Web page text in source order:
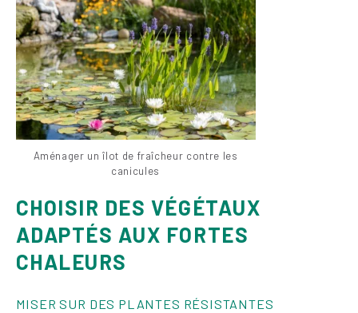
Aménager un îlot de fraîcheur contre les
canicules
CHOISIR DES VÉGÉTAUX
ADAPTÉS AUX FORTES
CHALEURS
MISER SUR DES PLANTES RÉSISTANTES